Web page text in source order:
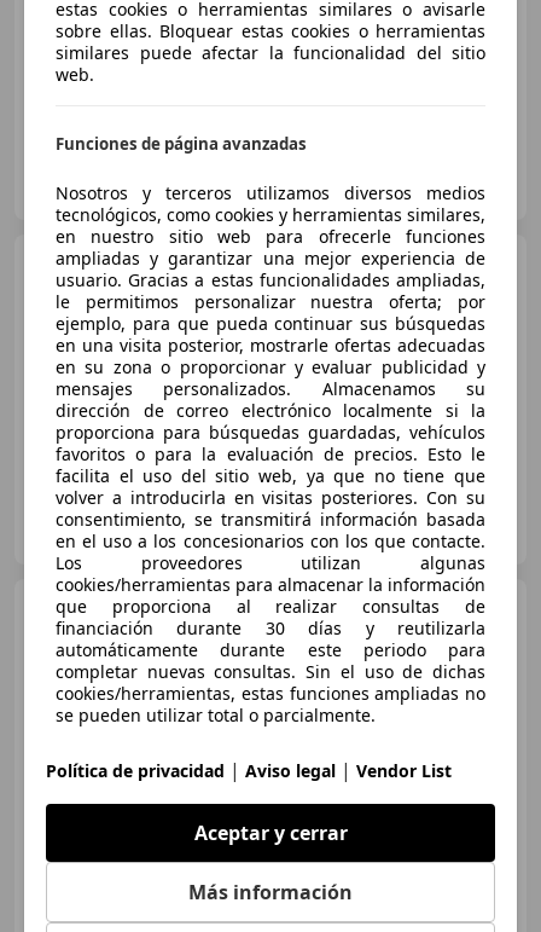
Buen precio
12/2016 86.864 km Diésel 105 kW (143 CV)
ES-3007 MURCIA
MINI Cooper SD
€ 10.500
Precio justo
07/2014 180.000 km Diésel 105 kW (143 CV)
AUTOMOBILS SANTPEDOR
ES-08272 Sant Fruitos de Vages Barcelona.
MINI Cooper SD
€ 12.990
12/2016 86.864 km Diésel 105 kW (143 CV)
FLEXICAR ASTURIAS.
estas cookies o herramientas similares o avisarle
sobre ellas. Bloquear estas cookies o herramientas
similares puede afectar la funcionalidad del sitio
web.
Funciones de página avanzadas
Nosotros y terceros utilizamos diversos medios
tecnológicos, como cookies y herramientas similares,
en nuestro sitio web para ofrecerle funciones
ampliadas y garantizar una mejor experiencia de
usuario. Gracias a estas funcionalidades ampliadas,
le permitimos personalizar nuestra oferta; por
ejemplo, para que pueda continuar sus búsquedas
en una visita posterior, mostrarle ofertas adecuadas
en su zona o proporcionar y evaluar publicidad y
mensajes personalizados. Almacenamos su
dirección de correo electrónico localmente si la
proporciona para búsquedas guardadas, vehículos
favoritos o para la evaluación de precios. Esto le
facilita el uso del sitio web, ya que no tiene que
volver a introducirla en visitas posteriores. Con su
consentimiento, se transmitirá información basada
en el uso a los concesionarios con los que contacte.
Los proveedores utilizan algunas
cookies/herramientas para almacenar la información
que proporciona al realizar consultas de
financiación durante 30 días y reutilizarla
automáticamente durante este periodo para
completar nuevas consultas. Sin el uso de dichas
cookies/herramientas, estas funciones ampliadas no
se pueden utilizar total o parcialmente.
Política de privacidad | Aviso legal | Vendor List
Aceptar y cerrar
Más información